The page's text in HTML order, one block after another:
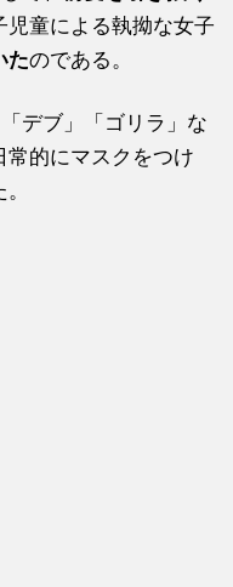
児童による執拗な女子
たのである。
デブ」「ゴリラ」な
常的にマスクをつけ